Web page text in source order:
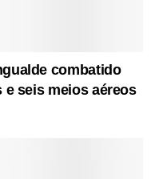
combatido
e seis meios aéreos